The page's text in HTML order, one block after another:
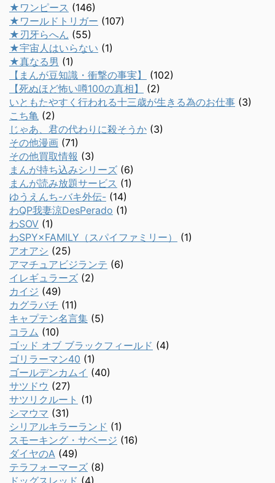
★ワンピース (146)
★ワールドトリガー (107)
★刃牙らへん (55)
★宇宙人はいらない (1)
★真なる男 (1)
【まんが豆知識・衝撃の事実】
(102)
【死ぬほど怖い噂100の真相】
(2)
いともたやすく行われる十三歳が生きる為のお仕事 (3)
こち亀 (2)
じゃあ、君の代わりに殺そうか (3)
その他漫画 (71)
その他買取情報 (3)
まんが持ち込みシリーズ (6)
まんが読み放題サービス (1)
ゆうえんち-バキ外伝- (14)
わQP我妻涼DesPerado (1)
わSOV (1)
わSPY×FAMILY（スパイファミリー）
(1)
アオアシ (25)
アマチュアビジランテ (6)
イレギュラーズ (2)
カイジ (49)
カグラバチ (11)
キャプテン名言集 (5)
コラム (10)
ゴッド オブ ブラックフィールド (4)
ゴリラーマン40 (1)
ゴールデンカムイ (40)
サツドウ (27)
サツリクルート (1)
シマウマ (31)
シリアルキラーランド (1)
スモーキング・サベージ (16)
ダイヤのA (49)
テラフォーマーズ (8)